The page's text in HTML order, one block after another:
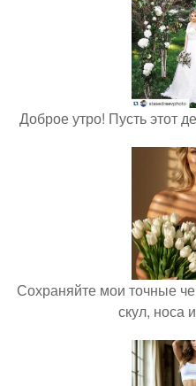
Доброе утро! Пусть этот
Сохраняйте мои точные
скул, носа